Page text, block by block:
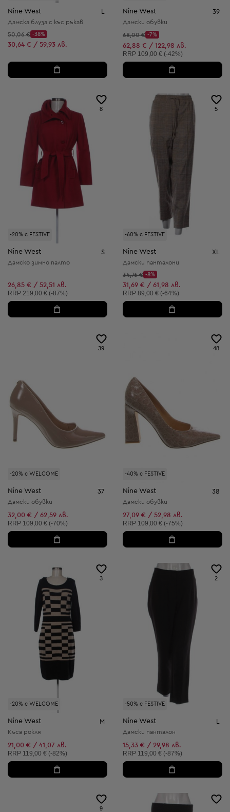
Nine West L
Дамска блуза с къс ръкав
Начална цена:
50,06 €
Discount Price:
-38%
Намалена цена:
30,64 € / 59,93 лв.
Nine West 39
Дамски обувки
Начална цена:
68,00 €
Discount Price:
-7%
Намалена цена:
62,88 € / 122,98 лв.
Препоръчителна цена:
RRP 109,00 € (-42%)
-20% с FESTIVE
8
Nine West S
Дамско зимно палто
26,85 € / 52,51 лв.
Препоръчителна цена:
RRP 219,00 € (-87%)
-60% с FESTIVE
5
Nine West XL
Дамски панталони
Начална цена:
34,76 €
Discount Price:
-8%
Намалена цена:
31,69 € / 61,98 лв.
Препоръчителна цена:
RRP 89,00 € (-64%)
-20% с WELCOME
39
Nine West 37
Дамски обувки
32,00 € / 62,59 лв.
Препоръчителна цена:
RRP 109,00 € (-70%)
-40% с FESTIVE
48
Nine West 38
Дамски обувки
27,09 € / 52,98 лв.
Препоръчителна цена:
RRP 109,00 € (-75%)
-20% с WELCOME
3
Nine West M
Къса рокля
21,00 € / 41,07 лв.
Препоръчителна цена:
RRP 119,00 € (-82%)
-50% с FESTIVE
2
Nine West
Дамски панталон
15,33 € / 29,98 лв.
Препоръчителна цена:
RRP 119,00 € (-87%)
9